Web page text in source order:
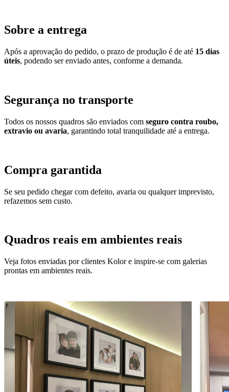
Sobre a entrega
Após a aprovação do pedido, o prazo de produção é de até 15 dias
úteis, podendo ser enviado antes, conforme a demanda.
Segurança no transporte
Todos os nossos quadros são enviados com seguro contra roubo,
extravio ou avaria, garantindo total tranquilidade até a entrega.
Compra garantida
Se seu pedido chegar com defeito, avaria ou qualquer imprevisto,
refazemos sem custo.
Quadros reais em ambientes reais
Veja fotos enviadas por clientes Kolor e inspire-se com galerias
prontas em ambientes reais.